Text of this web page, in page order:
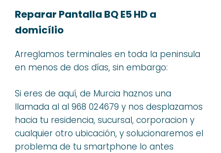
Reparar Pantalla BQ E5 HD a
domicílio
Arreglamos terminales en toda la peninsula
en menos de dos días, sin embargo:
Si eres de aquí, de Murcia haznos una
llamada al al 968 024679 y nos desplazamos
hacia tu residencia, sucursal, corporacion y
cualquier otro ubicación, y solucionaremos el
problema de tu smartphone lo antes